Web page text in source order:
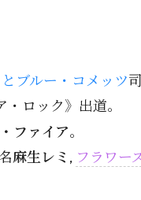
ブルー・コメッツ
ロック》出道。
ファイア。
麻生レミ , フラワー